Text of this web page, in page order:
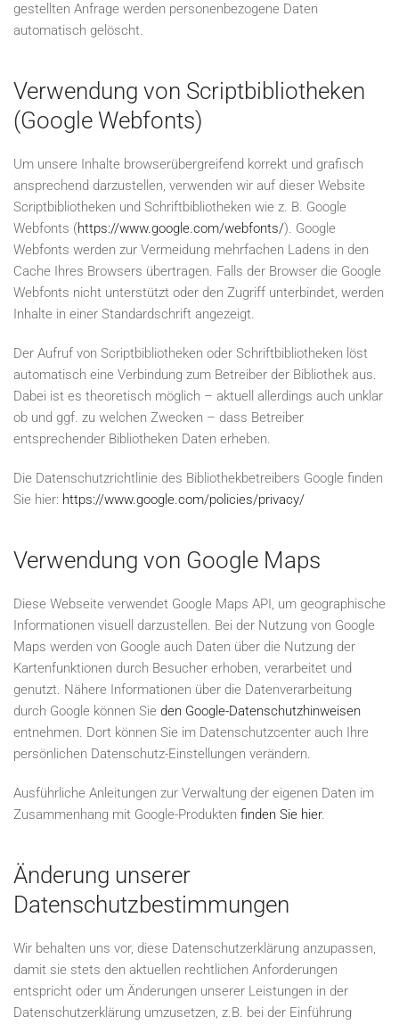
gestellten Anfrage werden personenbezogene Daten
automatisch gelöscht.
Verwendung von Scriptbibliotheken
(Google Webfonts)
Um unsere Inhalte browserübergreifend korrekt und grafisch
ansprechend darzustellen, verwenden wir auf dieser Website
Scriptbibliotheken und Schriftbibliotheken wie z. B. Google
Webfonts (https://www.google.com/webfonts/). Google
Webfonts werden zur Vermeidung mehrfachen Ladens in den
Cache Ihres Browsers übertragen. Falls der Browser die Google
Webfonts nicht unterstützt oder den Zugriff unterbindet, werden
Inhalte in einer Standardschrift angezeigt.
Der Aufruf von Scriptbibliotheken oder Schriftbibliotheken löst
automatisch eine Verbindung zum Betreiber der Bibliothek aus.
Dabei ist es theoretisch möglich – aktuell allerdings auch unklar
ob und ggf. zu welchen Zwecken – dass Betreiber
entsprechender Bibliotheken Daten erheben.
Die Datenschutzrichtlinie des Bibliothekbetreibers Google finden
Sie hier: https://www.google.com/policies/privacy/
Verwendung von Google Maps
Diese Webseite verwendet Google Maps API, um geographische
Informationen visuell darzustellen. Bei der Nutzung von Google
Maps werden von Google auch Daten über die Nutzung der
Kartenfunktionen durch Besucher erhoben, verarbeitet und
genutzt. Nähere Informationen über die Datenverarbeitung
durch Google können Sie den Google-Datenschutzhinweisen
entnehmen. Dort können Sie im Datenschutzcenter auch Ihre
persönlichen Datenschutz-Einstellungen verändern.
Ausführliche Anleitungen zur Verwaltung der eigenen Daten im
Zusammenhang mit Google-Produkten finden Sie hier.
Änderung unserer
Datenschutzbestimmungen
Wir behalten uns vor, diese Datenschutzerklärung anzupassen,
damit sie stets den aktuellen rechtlichen Anforderungen
entspricht oder um Änderungen unserer Leistungen in der
Datenschutzerklärung umzusetzen, z.B. bei der Einführung